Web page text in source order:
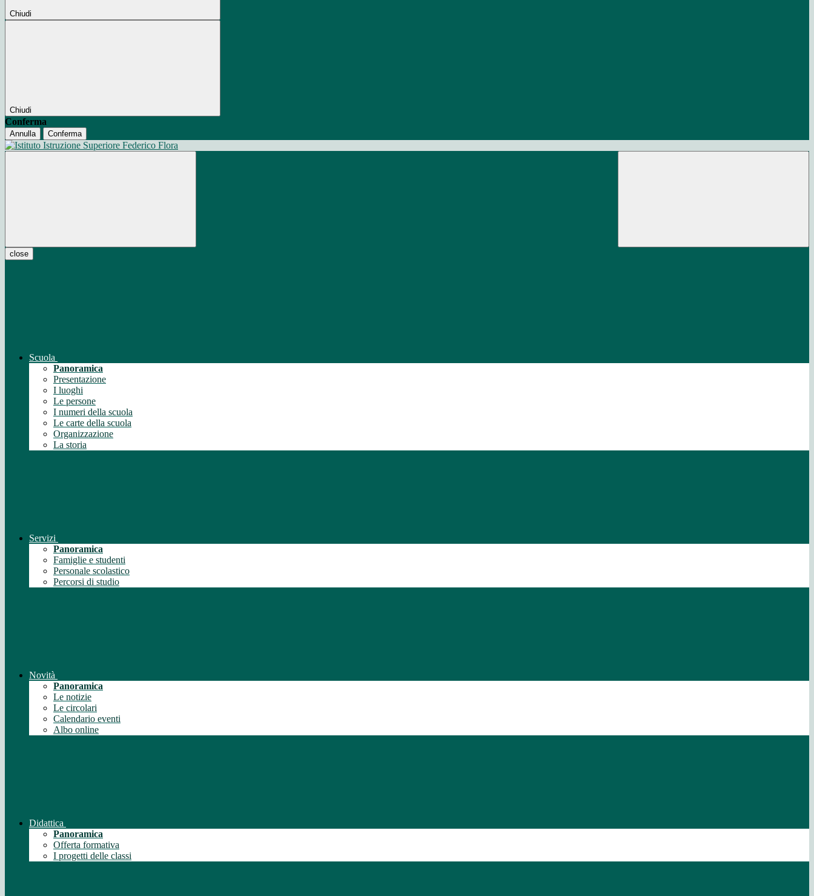
Chiudi
Chiudi
Conferma
Annulla Conferma
close
Scuola
Panoramica
Presentazione
I luoghi
Le persone
I numeri della scuola
Le carte della scuola
Organizzazione
La storia
Servizi
Panoramica
Famiglie e studenti
Personale scolastico
Percorsi di studio
Novità
Panoramica
Le notizie
Le circolari
Calendario eventi
Albo online
Didattica
Panoramica
Offerta formativa
I progetti delle classi